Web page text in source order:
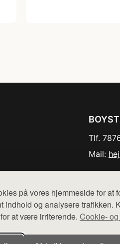
på vores hjemmeside for at
indhold og analysere trafikken.
at være irriterende. Cookie-
Tlf.
Mail:
Der sælges ikke varer fra